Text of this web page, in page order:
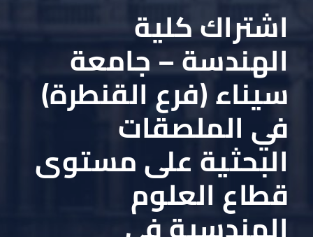
اشتراك كلية
الهندسة – جامعة
سيناء (فرع القنطرة)
في الملصقات
البحثية على مستوى
قطاع العلوم